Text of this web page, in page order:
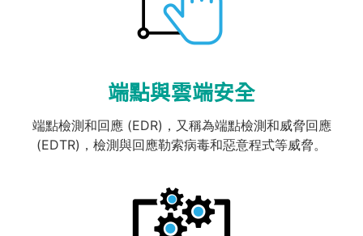
端點與雲端安全
端點檢測和回應 (EDR)，又稱為端點檢測和威脅回應
(EDTR)​，檢測與回應勒索病毒和惡意程式等威脅。